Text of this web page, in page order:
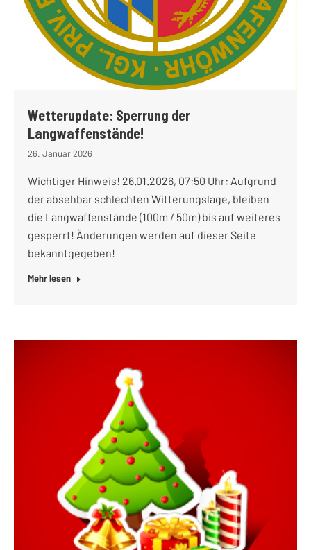
Wetterupdate: Sperrung der
Langwaffenstände!
26. Januar 2026
Wichtiger Hinweis! 26.01.2026, 07:50 Uhr: Aufgrund
der absehbar schlechten Witterungslage, bleiben
die Langwaffenstände (100m / 50m) bis auf weiteres
gesperrt! Änderungen werden auf dieser Seite
bekanntgegeben!
Mehr lesen